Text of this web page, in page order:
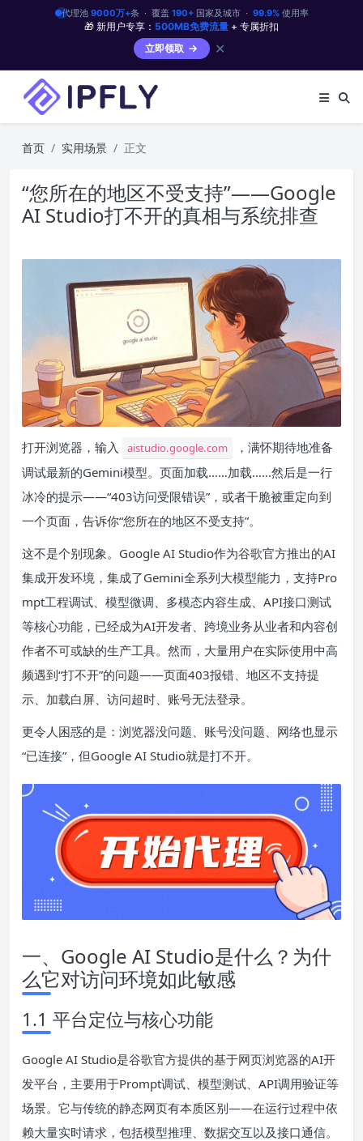
代理池 9000万+条 · 覆盖 190+国家及城市 · 99.9%使用率
🎁 新用户专享： 500MB免费流量 + 专属折扣
立即领取
✕
首页 实用场景 正文
“您所在的地区不受支持”——Google
AI Studio打不开的真相与系统排查
打开浏览器，输入 aistudio.google.com
，满怀期待地准备
调试最新的Gemini模型。页面加载……加载……然后是一行
冰冷的提示——“403访问受限错误”，或者干脆被重定向到
一个页面，告诉你“您所在的地区不受支持”。
这不是个别现象。Google AI Studio作为谷歌官方推出的AI
集成开发环境，集成了Gemini全系列大模型能力，支持Pro
mpt工程调试、模型微调、多模态内容生成、API接口测试
等核心功能，已经成为AI开发者、跨境业务从业者和内容创
作者不可或缺的生产工具。然而，大量用户在实际使用中高
频遇到“打不开”的问题——页面403报错、地区不支持提
示、加载白屏、访问超时、账号无法登录。
更令人困惑的是：浏览器没问题、账号没问题、网络也显示
“已连接”，但Google AI Studio就是打不开。
一、Google AI Studio是什么？为什
么它对访问环境如此敏感
1.1 平台定位与核心功能
Google AI Studio是谷歌官方提供的基于网页浏览器的AI开
发平台，主要用于Prompt调试、模型测试、API调用验证等
场景。它与传统的静态网页有本质区别——在运行过程中依
赖大量实时请求，包括模型推理、数据交互以及接口通信。